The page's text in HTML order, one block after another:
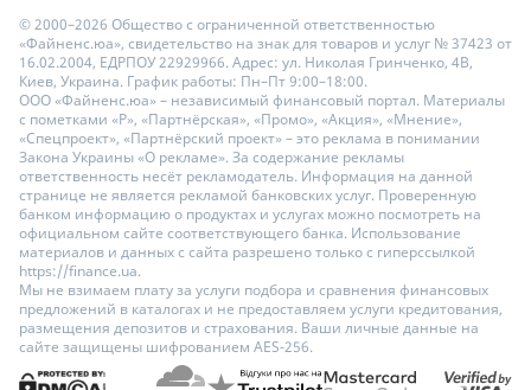
© 2000–2026 Общество с ограниченной ответственностью
«Файненс.юа», свидетельство на знак для товаров и услуг № 37423 от
16.02.2004, ЕДРПОУ 22929966. Адрес: ул. Николая Гринченко, 4В,
Киев, Украина. График работы: Пн–Пт 9:00–18:00.
ООО «Файненс.юа» – независимый финансовый портал. Материалы
с пометками «Р», «Партнёрская», «Промо», «Акция», «Мнение»,
«Спецпроект», «Партнёрский проект» – это реклама в понимании
Закона Украины «О рекламе». За содержание рекламы
ответственность несёт рекламодатель. Информация на данной
странице не является рекламой банковских услуг. Проверенную
банком информацию о продуктах и услугах можно посмотреть на
официальном сайте соответствующего банка. Использование
материалов и данных с сайта разрешено только с гиперссылкой
https://finance.ua.
Мы не взимаем плату за услуги подбора и сравнения финансовых
предложений в каталогах и не предоставляем услуги кредитования,
размещения депозитов и страхования. Ваши личные данные на
сайте защищены шифрованием AES-256.